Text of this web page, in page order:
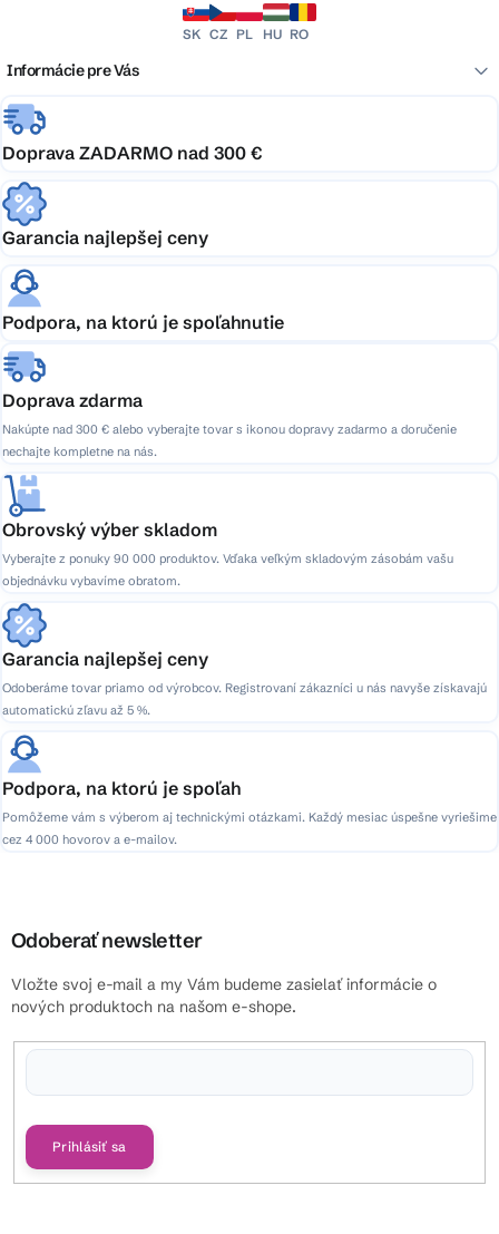
SK CZ PL HU RO
Informácie pre Vás
Doprava ZADARMO nad 300 €
Garancia najlepšej ceny
Podpora, na ktorú je spoľahnutie
Doprava zdarma
Nakúpte nad 300 € alebo vyberajte tovar s ikonou dopravy zadarmo a doručenie
nechajte kompletne na nás.
Obrovský výber skladom
Vyberajte z ponuky 90 000 produktov. Vďaka veľkým skladovým zásobám vašu
objednávku vybavíme obratom.
Garancia najlepšej ceny
Odoberáme tovar priamo od výrobcov. Registrovaní zákazníci u nás navyše získavajú
automatickú zľavu až 5 %.
Podpora, na ktorú je spoľah
Pomôžeme vám s výberom aj technickými otázkami. Každý mesiac úspešne vyriešime
cez 4 000 hovorov a e-mailov.
Odoberať newsletter
Vložte svoj e-mail a my Vám budeme zasielať informácie o
nových produktoch na našom e-shope.
Prihlásiť sa